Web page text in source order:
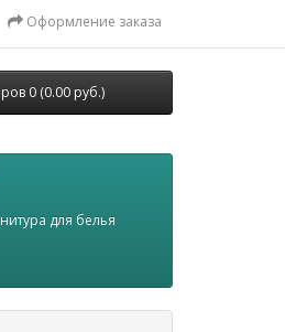
Оформление заказа
0 (0.00 руб.)
для белья